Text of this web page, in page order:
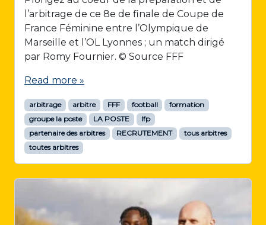
l’arbitrage de ce 8e de finale de Coupe de
France Féminine entre l’Olympique de
Marseille et l’OL Lyonnes ; un match dirigé
par Romy Fournier. © Source FFF
Read more »
arbitrage arbitre FFF football
formation
groupe la poste
LA POSTE
lfp
partenaire des arbitres
RECRUTEMENT
tous arbitres
toutes arbitres